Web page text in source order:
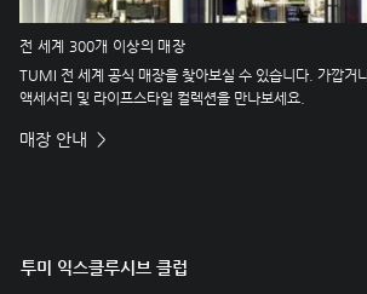
전 세계 300개 이상의 매장
TUMI 전 세계 공식 매장을 찾아보실 수 있습니다. 가깝거
액세서리 및 라이프스타일 컬렉션을 만나보세요.
매장 안내
투미 익스클루시브 클럽